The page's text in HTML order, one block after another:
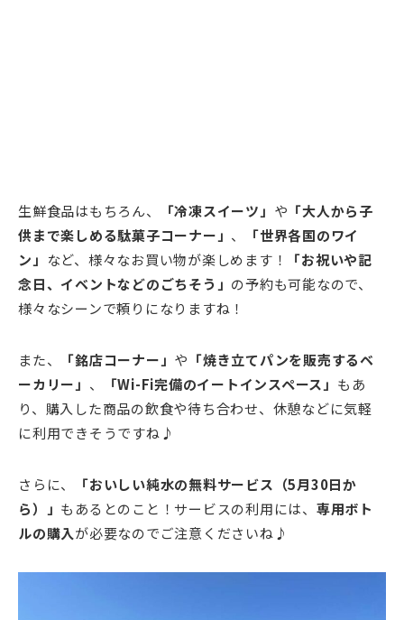
生鮮食品はもちろん、 「冷凍スイーツ」 や 「大人から子
供まで楽しめる駄菓子コーナー」 、
「世界各国のワイ
ン」 など、様々なお買い物が楽しめます！
「お祝いや記
念日、イベントなどのごちそう」 の予約も可能なので、
様々なシーンで頼りになりますね！
また、 「銘店コーナー」 や 「焼き立てパンを販売するベ
ーカリー」 、 「Wi-Fi完備のイートインスペース」 もあ
り、購入した商品の飲食や待ち合わせ、休憩などに気軽
に利用できそうですね♪
さらに、
「おいしい純水の無料サービス（5月30日か
ら）」 もあるとのこと！サービスの利用には、 専用ボト
ルの購入が必要なのでご注意くださいね♪